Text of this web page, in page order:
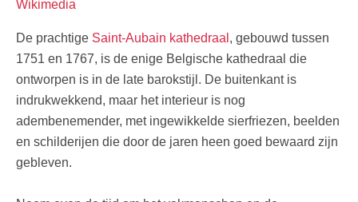
Wikimedia
De prachtige Saint-Aubain kathedraal, gebouwd tussen
1751 en 1767, is de enige Belgische kathedraal die
ontworpen is in de late barokstijl. De buitenkant is
indrukwekkend, maar het interieur is nog
adembenemender, met ingewikkelde sierfriezen, beelden
en schilderijen die door de jaren heen goed bewaard zijn
gebleven.